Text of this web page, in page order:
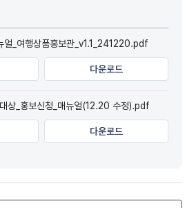
얼_여행상품홍보관_v1.1_241220.pdf
다운로드
상_홍보신청_매뉴얼(12.20 수정).pdf
다운로드